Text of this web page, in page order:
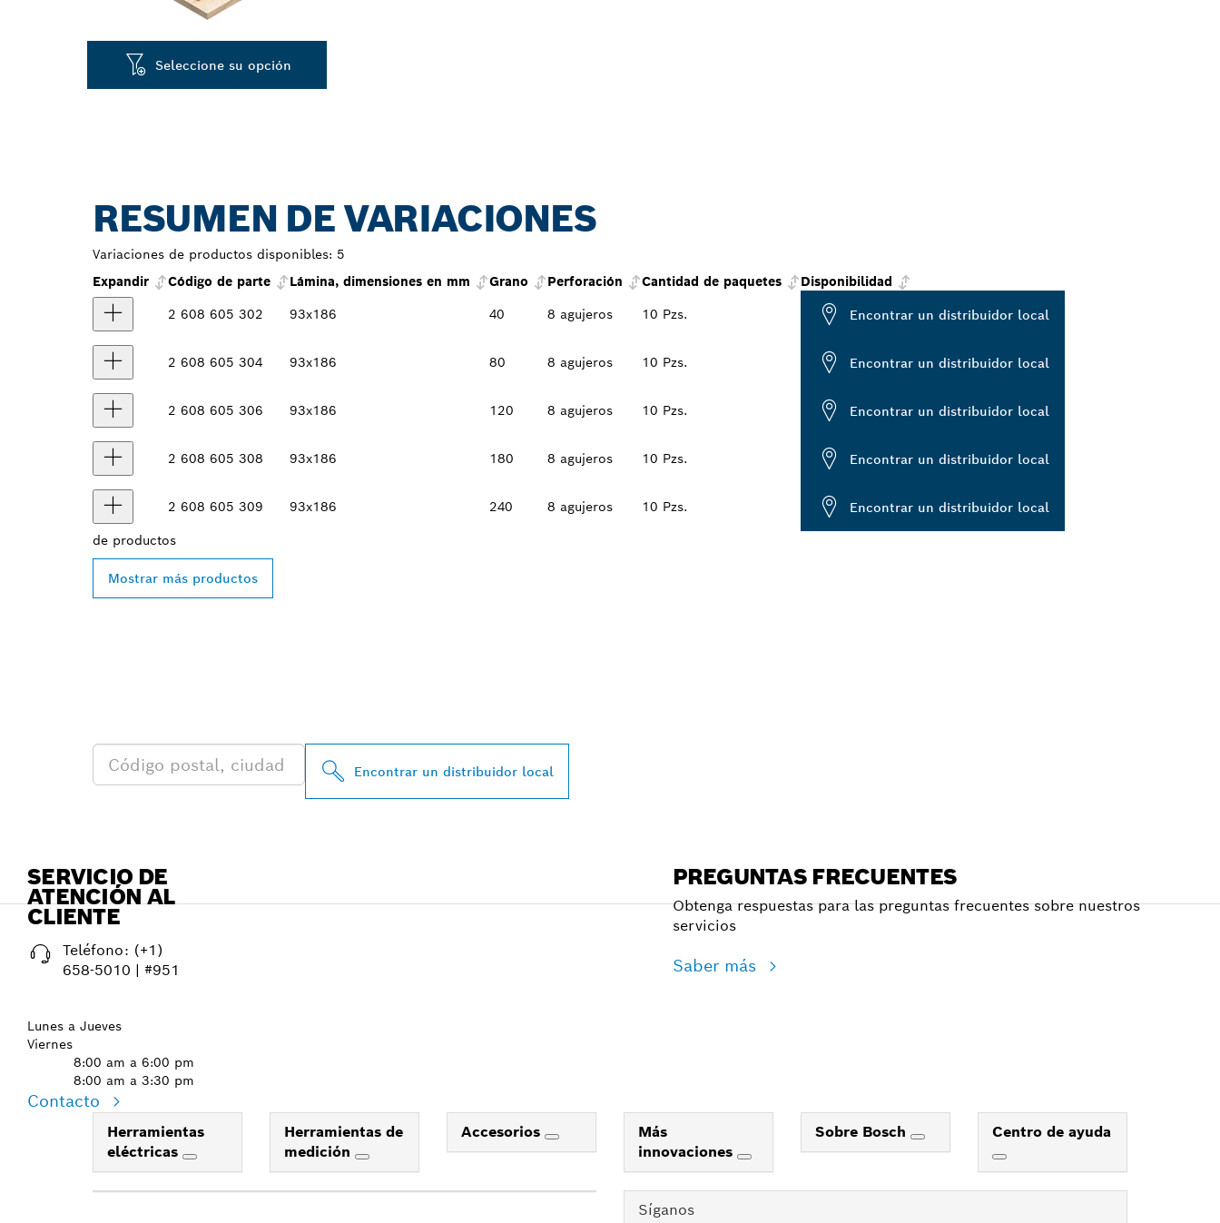
Seleccione su opción
RESUMEN DE VARIACIONES
Variaciones de productos disponibles: 5
Expandir
Código de parte Lámina, dimensiones en mm Grano Perforación Cantidad de paquetes
Disponibilidad
2 608 605 302
93x186 40 8 agujeros 10 Pzs. Encontrar un distribuidor local
2 608 605 304 93x186 80 8 agujeros 10 Pzs. Encontrar un distribuidor local
2 608 605 306 93x186 120 8 agujeros 10 Pzs. Encontrar un distribuidor local
2 608 605 308 93x186 180 8 agujeros 10 Pzs. Encontrar un distribuidor local
2 608 605 309 93x186 240 8 agujeros 10 Pzs. Encontrar un distribuidor local
de productos
Mostrar más productos
Encontrar un distribuidor local
SERVICIO DE
ATENCIÓN AL
CLIENTE
Teléfono: (+1)
658-5010 | #951
Lunes a Jueves
Viernes
8:00 am a 6:00 pm
8:00 am a 3:30 pm
Contacto
PREGUNTAS FRECUENTES
Obtenga respuestas para las preguntas frecuentes sobre nuestros
servicios
Saber más
Herramientas
eléctricas
Herramientas de
medición
Accesorios
Más
innovaciones
Sobre Bosch Centro de ayuda
Síganos